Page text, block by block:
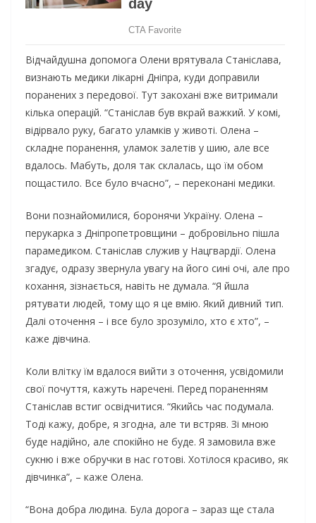
Відчайдушна допомога Олени врятувала Станіслава,
визнають медики лікарні Дніпра, куди доправили
поранених з передової. Тут закохані вже витримали
кілька операцій. “Станіслав був вкрай важкий. У комі,
відірвало руку, багато уламків у животі. Олена –
складне поранення, уламок залетів у шию, але все
вдалось. Мабуть, доля так склалась, що їм обом
пощастило. Все було вчасно”, – переконані медики.
Вони познайомилися, боронячи Україну. Олена –
перукарка з Дніпропетровщини – добровільно пішла
парамедиком. Станіслав служив у Нацгвардії. Олена
згадує, одразу звернула увагу на його сині очі, але про
кохання, зізнається, навіть не думала. “Я йшла
рятувати людей, тому що я це вмію. Який дивний тип.
Далі оточення – і все було зрозуміло, хто є хто”, –
каже дівчина.
Коли влітку їм вдалося вийти з оточення, усвідомили
свої почуття, кажуть наречені. Перед пораненням
Станіслав встиг освідчитися. “Якийсь час подумала.
Тоді кажу, добре, я згодна, але ти встряв. Зі мною
буде надійно, але спокійно не буде. Я замовила вже
сукню і вже обручки в нас готові. Хотілося красиво, як
дівчинка”, – каже Олена.
“Вона добра людина. Була дорога – зараз ще стала